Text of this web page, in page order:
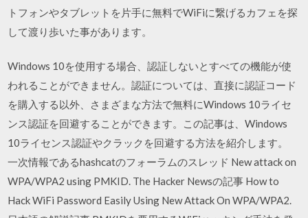
トフォンやタブレットを片手に無料でWiFiに繋げるカフェを探
して渡り歩いた事があります。
Windows 10を使用する場合、認証しないとすべての機能が使
われることができません。認証については、直接に認証コード
を購入する以外、さまざまな方法で無料にWindows 10ライセ
ンス認証を回避することができます。この記事は、Windows
10ライセンス認証やクラックを回避する方法を紹介します。
一次情報であるhashcatのフォーラムのスレッド New attack on
WPA/WPA2 using PMKID. The Hacker Newsの記事 How to
Hack WiFi Password Easily Using New Attack On WPA/WPA2.